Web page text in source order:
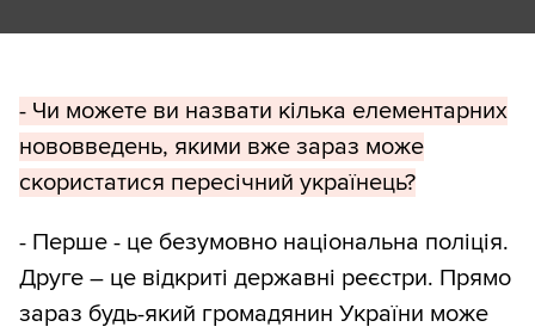
- Чи можете ви назвати кілька елементарних
нововведень, якими вже зараз може
скористатися пересічний українець?
- Перше - це безумовно національна поліція.
Друге – це відкриті державні реєстри. Прямо
зараз будь-який громадянин України може